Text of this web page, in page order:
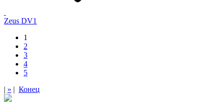
Zeus DV1
1
2
3
4
5
| » | Конец